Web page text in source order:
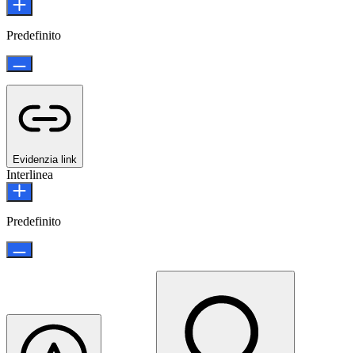
Predefinito
Evidenzia link
Interlinea
Predefinito